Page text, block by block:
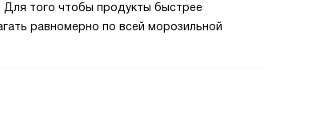
Для того чтобы продукты быстрее
равномерно по всей морозильной